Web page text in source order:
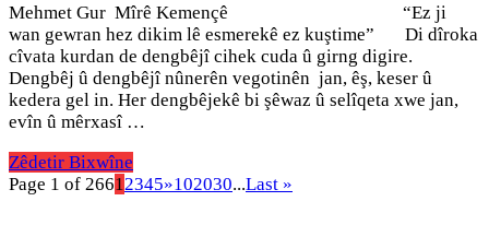
Mehmet Gur Mîrê Kemençê “Ez ji
wan gewran hez dikim lê esmerekê ez kuştime” Di dîroka
cîvata kurdan de dengbêjî cihek cuda û girng digire.
Dengbêj û dengbêjî nûnerên vegotinên jan, êş, keser û
kedera gel in. Her dengbêjekê bi şêwaz û selîqeta xwe jan,
evîn û mêrxasî …
Zêdetir Bixwîne
Page 1 of 2661 2345»102030...Last »